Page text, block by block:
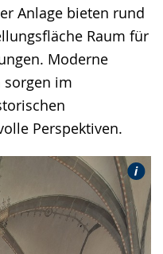
Anlage bieten rund
Raum für
Moderne
sorgen im
Perspektiven.